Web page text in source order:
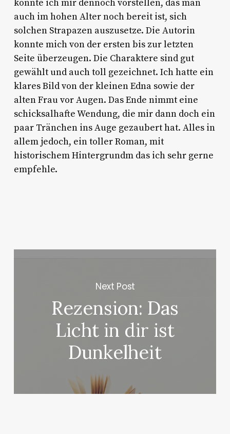
konnte ich mir dennoch vorstellen, das man
auch im hohen Alter noch bereit ist, sich
solchen Strapazen auszusetze. Die Autorin
konnte mich von der ersten bis zur letzten
Seite überzeugen. Die Charaktere sind gut
gewählt und auch toll gezeichnet. Ich hatte ein
klares Bild von der kleinen Edna sowie der
alten Frau vor Augen. Das Ende nimmt eine
schicksalhafte Wendung, die mir dann doch ein
paar Tränchen ins Auge gezaubert hat. Alles in
allem jedoch, ein toller Roman, mit
historischem Hintergrundm das ich sehr gerne
empfehle.
Next Post
Rezension: Das
Licht in dir ist
Dunkelheit